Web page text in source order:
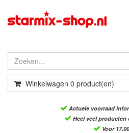
Winkelwagen 0 product(en)
Actuele voorraad
Heel veel producten
Voor